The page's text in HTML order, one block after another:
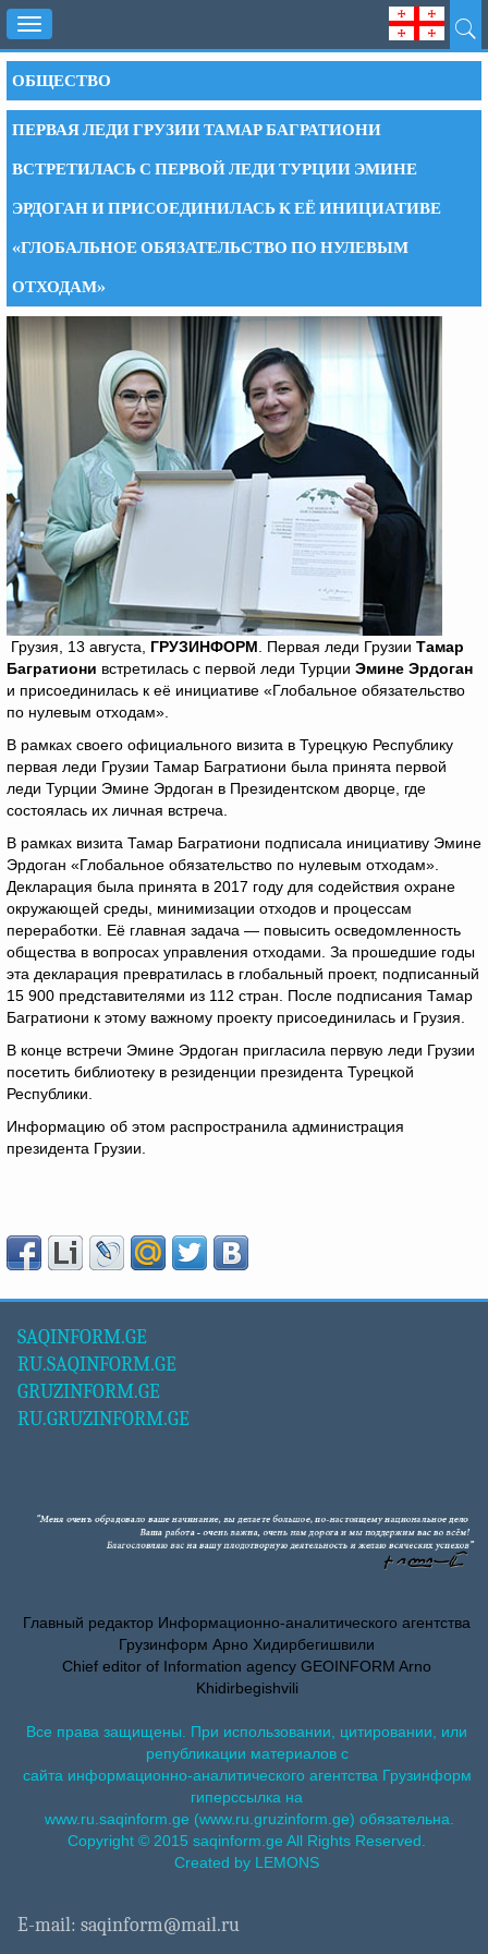
Toggle
navigation
ОБЩЕСТВО
ПЕРВАЯ ЛЕДИ ГРУЗИИ ТАМАР БАГРАТИОНИ
ВСТРЕТИЛАСЬ С ПЕРВОЙ ЛЕДИ ТУРЦИИ ЭМИНЕ
ЭРДОГАН И ПРИСОЕДИНИЛАСЬ К ЕЁ ИНИЦИАТИВЕ
«ГЛОБАЛЬНОЕ ОБЯЗАТЕЛЬСТВО ПО НУЛЕВЫМ
ОТХОДАМ»
Грузия, 13 августа, ГРУЗИНФОРМ . Первая леди Грузии Тамар
Багратиони встретилась с первой леди Турции Эмине Эрдоган
и присоединилась к её инициативе «Глобальное обязательство
по нулевым отходам».
В рамках своего официального визита в Турецкую Республику
первая леди Грузии Тамар Багратиони была принята первой
леди Турции Эмине Эрдоган в Президентском дворце, где
состоялась их личная встреча.
В рамках визита Тамар Багратиони подписала инициативу Эмине
Эрдоган «Глобальное обязательство по нулевым отходам».
Декларация была принята в 2017 году для содействия охране
окружающей среды, минимизации отходов и процессам
переработки. Её главная задача — повысить осведомленность
общества в вопросах управления отходами. За прошедшие годы
эта декларация превратилась в глобальный проект, подписанный
15 900 представителями из 112 стран. После подписания Тамар
Багратиони к этому важному проекту присоединилась и Грузия.
В конце встречи Эмине Эрдоган пригласила первую леди Грузии
посетить библиотеку в резиденции президента Турецкой
Республики.
Информацию об этом распространила администрация
президента Грузии.
SAQINFORM.GE
RU.SAQINFORM.GE
GRUZINFORM.GE
RU.GRUZINFORM.GE
Главный редактор Информационно-аналитического агентства
Грузинформ Арно Хидирбегишвили
Chief editor of Information agency GEOINFORM Arno
Khidirbegishvili
Все права защищены. При использовании, цитировании, или
републикации материалов с
сайта информационно-аналитического агентства Грузинформ
гиперссылка на
www.ru.saqinform.ge (www.ru.gruzinform.ge) обязательна.
Copyright © 2015 saqinform.ge All Rights Reserved.
Created by LEMONS
E-mail: saqinform@mail.ru